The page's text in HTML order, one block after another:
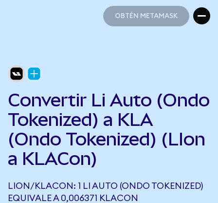
OBTÉN METAMASK
Convertir Li Auto (Ondo
Tokenized) a KLA
(Ondo Tokenized) (LIon
a KLACon)
LION/KLACON: 1 LI AUTO (ONDO TOKENIZED)
EQUIVALE A 0,006371 KLACON